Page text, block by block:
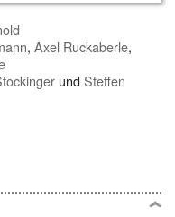
, Axel Ruckaberle,
undSteffen